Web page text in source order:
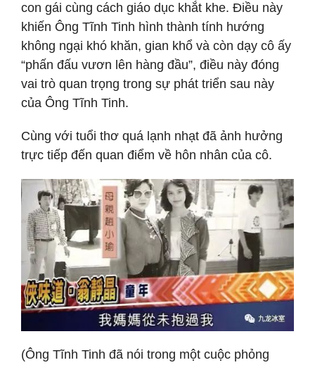
con gái cùng cách giáo dục khắt khe. Điều này
khiến Ông Tĩnh Tinh hình thành tính hướng
không ngại khó khăn, gian khổ và còn dạy cô ấy
“phấn đấu vươn lên hàng đầu”, điều này đóng
vai trò quan trọng trong sự phát triển sau này
của Ông Tĩnh Tinh.
Cùng với tuổi thơ quá lạnh nhạt đã ảnh hưởng
trực tiếp đến quan điểm về hôn nhân của cô.
(Ông Tĩnh Tinh đã nói trong một cuộc phỏng